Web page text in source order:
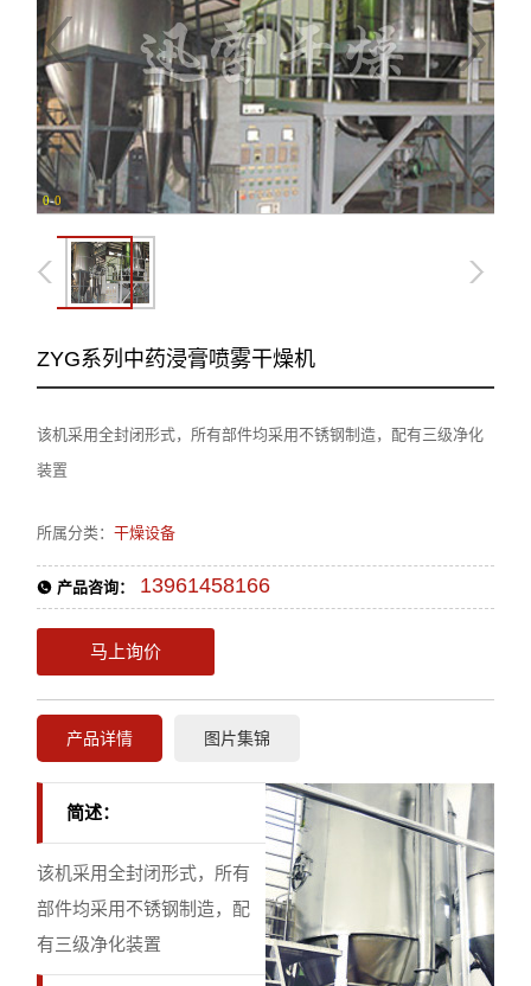
0-0
ZYG系列中药浸膏喷雾干燥机
该机采用全封闭形式，所有部件均采用不锈钢制造，配有三级净化
装置
所属分类：干燥设备
产品咨询： 13961458166
马上询价
产品详情 图片集锦
简述：
该机采用全封闭形式，所有
部件均采用不锈钢制造，配
有三级净化装置